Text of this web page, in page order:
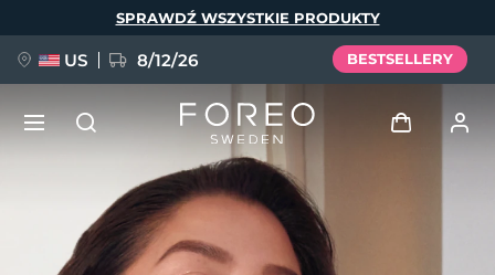
SPRAWDŹ WSZYSTKIE PRODUKTY
US 8/12/26 BESTSELLERY
Profil użytkownika
NOWOŚĆ
BREAKING NEWS
Język